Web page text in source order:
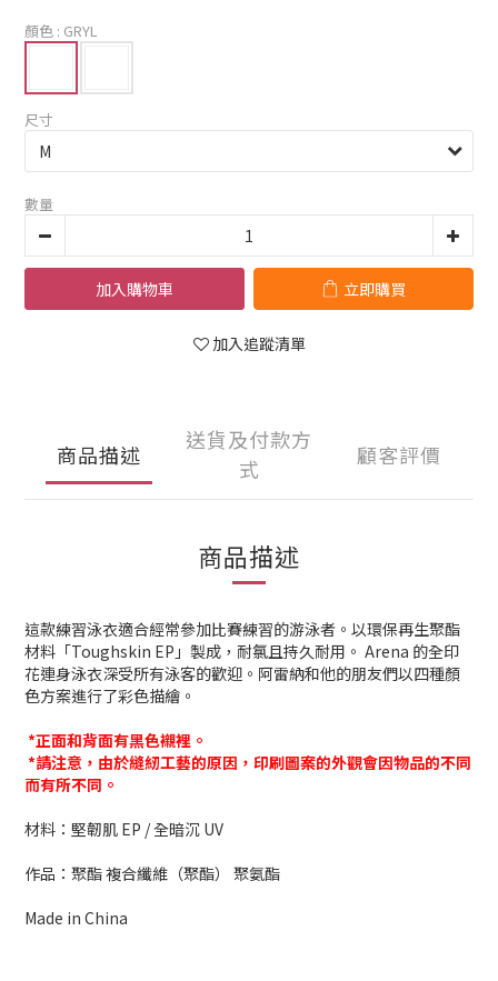
顏色 : GRYL
尺寸
數量
加入購物車 立即購買
加入追蹤清單
商品描述
送貨及付款方
式
顧客評價
商品描述
這款練習泳衣適合經常參加比賽練習的游泳者。以環保再生聚酯
材料「Toughskin EP」製成，耐氯且持久耐用。 Arena 的全印
花連身泳衣深受所有泳客的歡迎。阿雷納和他的朋友們以四種顏
色方案進行了彩色描繪。
*正面和背面有黑色襯裡。
*請注意，由於縫紉工藝的原因，印刷圖案的外觀會因物品的不同
而有所不同。
材料：堅韌肌 EP / 全暗沉 UV
作品：聚酯 複合纖維（聚酯） 聚氨酯
Made in China